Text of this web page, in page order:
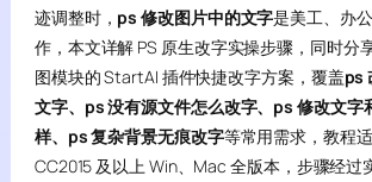
迹调整时， ps 修改图片中的文字是美工、办
作，本文详解 PS 原生改字实操步骤，同时分
图模块的 StartAI 插件快捷改字方案，覆盖ps
文字、ps 没有源文件怎么改字、ps 修改文字
样、ps 复杂背景无痕改字等常用需求，教程
CC2015 及以上 Win、Mac 全版本，步骤经过